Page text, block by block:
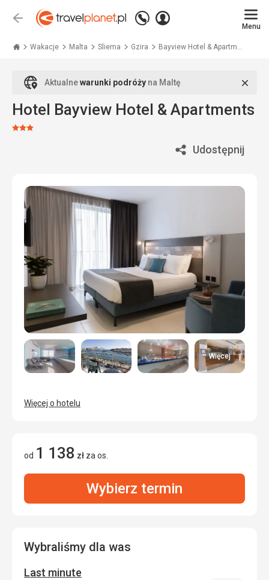
Wstecz
Zadzwoń
+48
771
Zaloguj
Menu
Wakacje Malta Sliema Gzira Bayview Hotel & Apartm...
Aktualnewarunki podróży na Maltę
Hotel Bayview Hotel & Apartments
Ocena:
Udostępnij
Więcej
Więcej o hotelu
od 1 138 zł za os.
Wybierz termin
Wybraliśmy dla was
Last minute